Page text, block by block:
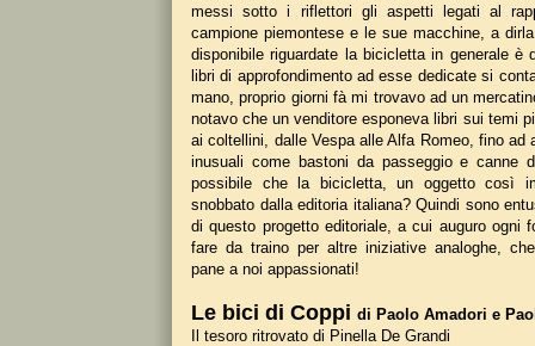
messi sotto i riflettori gli aspetti legati al
campione piemontese e le sue macchine, a
disponibile riguardate la bicicletta in generale è
libri di approfondimento ad esse dedicate si
mano, proprio giorni fà mi trovavo ad un
notavo che un venditore esponeva libri sui temi
ai coltellini, dalle Vespa alle Alfa Romeo, fino ad
inusuali come bastoni da passeggio e canne
possibile che la bicicletta, un oggetto così
snobbato dalla editoria italiana? Quindi sono
di questo progetto editoriale, a cui auguro ogni
fare da traino per altre iniziative analoghe,
pane a noi appassionati!
Le bici di Coppi di Paolo Amadori e
Il tesoro ritrovato di Pinella De Grandi